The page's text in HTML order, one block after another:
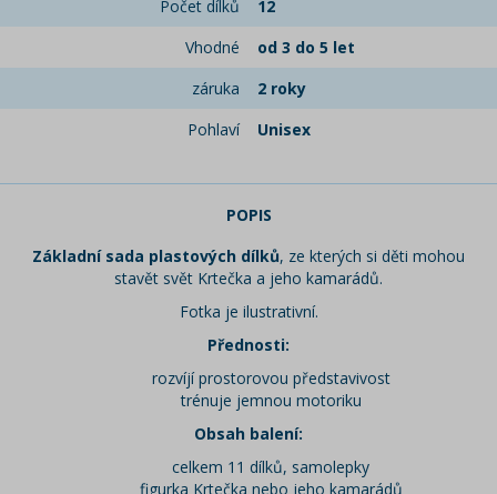
Počet dílků
12
Vhodné
od 3 do 5 let
záruka
2 roky
Pohlaví
Unisex
POPIS
Základní sada plastových dílků, ze kterých si děti mohou
stavět svět Krtečka a jeho kamarádů.
Fotka je ilustrativní.
Přednosti:
rozvíjí prostorovou představivost
trénuje jemnou motoriku
Obsah balení:
celkem 11 dílků, samolepky
figurka Krtečka nebo jeho kamarádů